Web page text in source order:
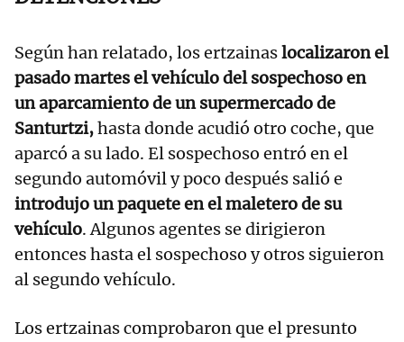
Según han relatado, los ertzainaslocalizaron el
pasado martes el vehículo del sospechoso en
un aparcamiento de un supermercado de
Santurtzi,hasta donde acudió otro coche, que
aparcó a su lado. El sospechoso entró en el
segundo automóvil y poco después salió e
introdujo un paquete en el maletero de su
vehículo. Algunos agentes se dirigieron
entonces hasta el sospechoso y otros siguieron
al segundo vehículo.
Los ertzainas comprobaron que el presunto